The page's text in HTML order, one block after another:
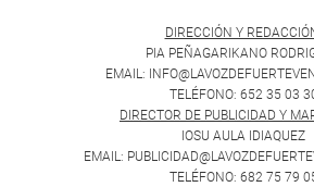
DIRECCIÓN Y
PIA PEÑAGARIKANO
EMAIL:
TELÉFONO: 652 35 03
DIRECTOR DE PUBLICIDAD Y
IOSU AULA IDIAQUEZ
EMAIL:
TELÉFONO: 682 75 79